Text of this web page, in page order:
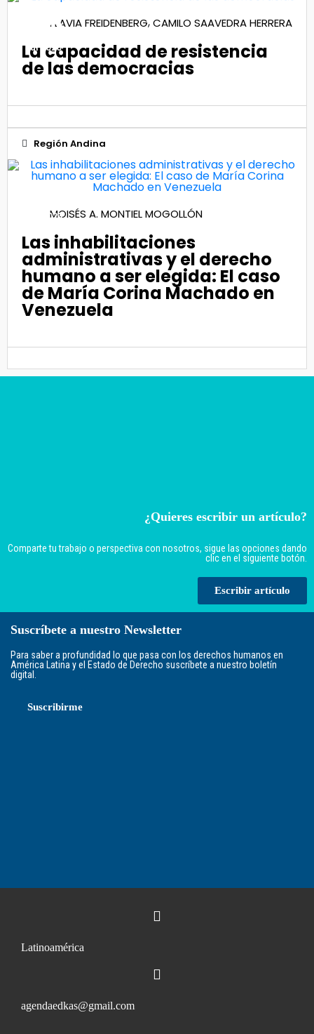
08
Jul 2020
FLAVIA FREIDENBERG,CAMILO SAAVEDRA HERRERA
La capacidad de resistencia
de las democracias
Región Andina
08
Nov 2023MOISÉS A. MONTIEL MOGOLLÓN
Las inhabilitaciones
administrativas y el derecho
humano a ser elegida: El caso
de María Corina Machado en
Venezuela
¿Quieres escribir un artículo?
Comparte tu trabajo o perspectiva con nosotros, sigue las opciones dando
clic en el siguiente botón.
Escribir artículo
Suscríbete a nuestro Newsletter
Para saber a profundidad lo que pasa con los derechos humanos en
América Latina y el Estado de Derecho suscríbete a nuestro boletín
digital.
Suscribirme
Latinoamérica
agendaedkas@gmail.com